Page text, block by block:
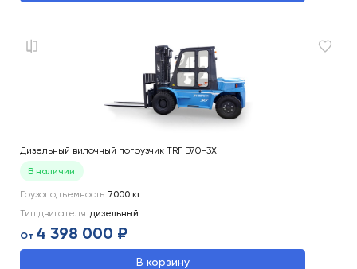
Дизельный вилочный погрузчик TRF D70-3X
В наличии
Грузоподъемность 7000 кг
Тип двигателя дизельный
От 4 398 000 ₽
В корзину